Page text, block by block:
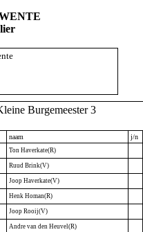
Burgemeester 3
naam j/n
Ton Haverkate(R)
Ruud Brink(V)
Joop Haverkate(V)
Henk Homan(R)
Joop Rooij(V)
Andre van den Heuvel(R)